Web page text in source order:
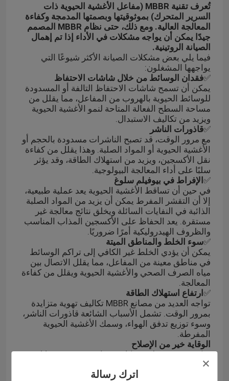
اترك رسالة
تُعرف تقنية MBBR (مفاعل الأغشية الحيوية ذات
السرير المتحرك) بموثوقيتها وبصمتها المدمجة وكفاءة
المعالجة العالية. ومع ذلك، حتى نظام MBBR المصمم
جيدًا يمكن أن يواجه مشكلات في الأداء إذا تم إهمال
الصيانة الروتينية.
فيما يلي بعض مشكلات الصيانة الأكثر شيوعًا التي
يواجهها المشغلون:
✅فقدان الوسائط من خلال شاشات الاحتفاظ
يمكن أن تسمح شاشات الاحتفاظ التالفة أو المسدودة
للوسائط الحيوية بالهروب من المفاعل، مما يقلل من
مساحة السطح الفعالة المتاحة لنمو الأغشية الحيوية
ويزيد من تكاليف الاستبدال.
✅قاذورات الناشر
مع مرور الوقت، قد تصبح الناشرات مسدودة بالحجم أو
الأغشية الحيوية أو المواد الصلبة. وهذا يقلل من كفاءة
نقل الأكسجين، ويزيد من استهلاك الطاقة، وقد يؤثر
سلبًا على أداء المعالجة البيولوجية.
✅الإفراط في بيوفيلم سلوغ
في حين أن تساقط الأغشية الحيوية يعد عملية طبيعية،
إلا أن التقشر المفرط يمكن أن يزيد من المواد الصلبة
الذائبة في النفايات السائلة ويخلق نتائج معالجة غير
مستقرة. يعد الحفاظ على الأكسجين المذاب المناسب
والظروف الهيدروليكية أمرًا ضروريًا.
✅سوء الخلط والمناطق الميتة
يمكن أن يؤدي الخلط غير الكافي إلى تراكم الوسائط
في مناطق معينة من المفاعل، مما يقلل الاتصال بين
مياه الصرف الصحي والأغشية الحيوية ويقلل من كفاءة
المعالجة.
✅ارتفاع استهلاك الطاقة
تواجه العديد من مصانع MBBR تكاليف تهوية متزايدة
بمرور الوقت. تشمل الأسباب الشائعة قاذورات الناشر،
وسوء توزيع تدفق الهواء، وسمك الأغشية الحيوية
المفرطة.
الوقاية خير من الإصلاح
يمكن تجنب معظم مشكلات صيانة MBBR من خلال
الفحص المنتظم للشاشات وأنظمة التهوية والخلاطات
وحركة الحامل. تساعد استراتيجية الصيانة الاستباقية في